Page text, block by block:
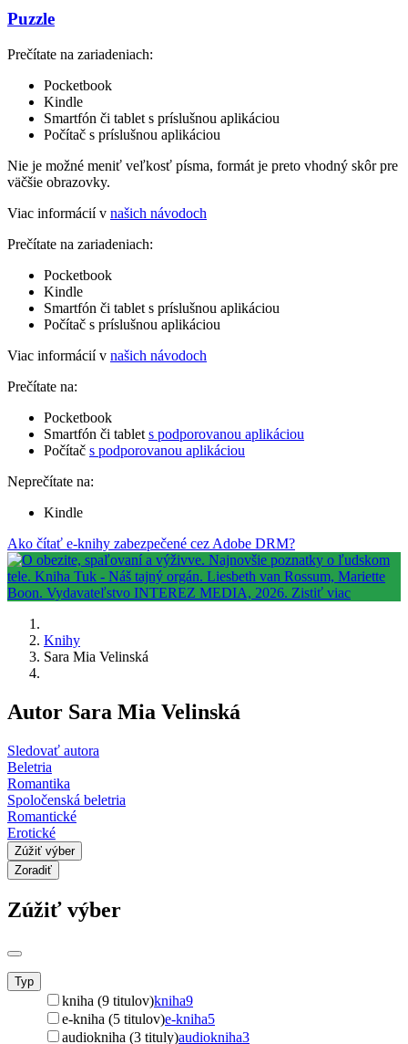
Puzzle
Prečítate na zariadeniach:
Pocketbook
Kindle
Smartfón či tablet s príslušnou aplikáciou
Počítač s príslušnou aplikáciou
Nie je možné meniť veľkosť písma, formát je preto vhodný skôr pre
väčšie obrazovky.
Viac informácií v našich návodoch
Prečítate na zariadeniach:
Pocketbook
Kindle
Smartfón či tablet s príslušnou aplikáciou
Počítač s príslušnou aplikáciou
Viac informácií v našich návodoch
Prečítate na:
Pocketbook
Smartfón či tablet s podporovanou aplikáciou
Počítač s podporovanou aplikáciou
Neprečítate na:
Kindle
Ako čítať e-knihy zabezpečené cez Adobe DRM?
Knihy
Sara Mia Velinská
Autor Sara Mia Velinská
Sledovať autora
Beletria
Romantika
Spoločenská beletria
Romantické
Erotické
Zúžiť výber
Zoradiť
Zúžiť výber
Typ
kniha (9 titulov)kniha9
e-kniha (5 titulov)e-kniha5
audiokniha (3 tituly)audiokniha3